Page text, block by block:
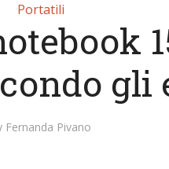
Portatili
gli
Fernanda Pivano